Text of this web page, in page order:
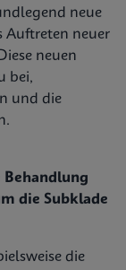
neue
Auftreten neuer
neuen
bei,
und die
die Subklade
die